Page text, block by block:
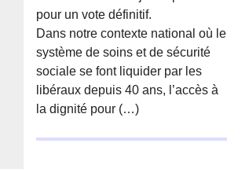
pour un vote définitif.
Dans notre contexte national où le
système de soins et de sécurité
sociale se font liquider par les
libéraux depuis 40 ans, l’accès à
la dignité pour (…)